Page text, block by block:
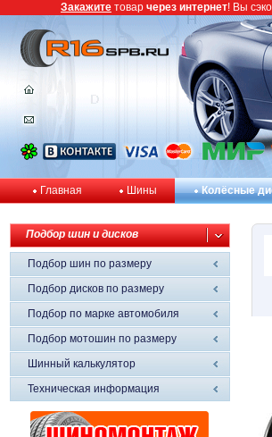
Главная Шины Колёсные
Подбор шин и дисков
Подбор шин по размеру
Подбор дисков по размеру
Подбор по марке автомобиля
Подбор мотошин по размеру
Шинный калькулятор
Техническая информация
Закажите товар через интернет! Вы